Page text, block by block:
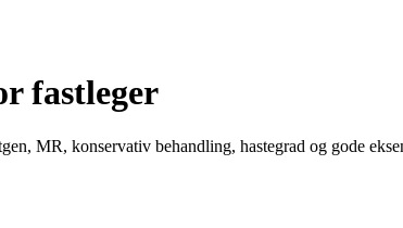
fastleger
MR, konservativ behandling, hastegrad og gode